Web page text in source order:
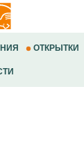
ОТКРЫТКИ